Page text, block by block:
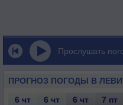
Прослушать
ПРОГНОЗ ПОГОДЫ В
6 чт 6 чт 6 чт 7 пт